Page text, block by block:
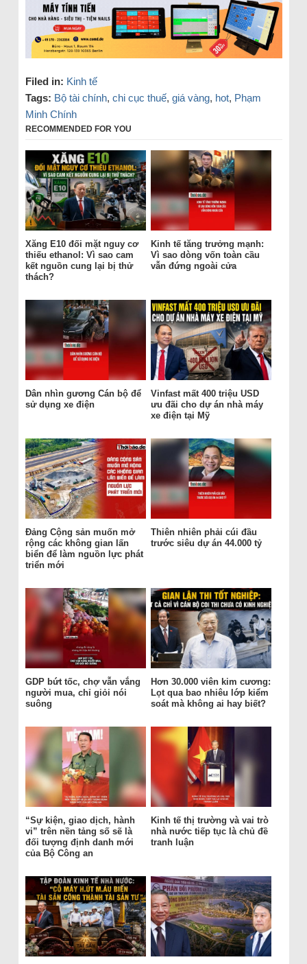
Filed in: Kinh tế
Tags: Bộ tài chính, chi cục thuế, giá vàng, hot, Phạm
Minh Chính
RECOMMENDED FOR YOU
Xăng E10 đối mặt nguy cơ
thiếu ethanol: Vì sao cam
kết nguồn cung lại bị thử
thách?
Kinh tế tăng trưởng mạnh:
Vì sao dòng vốn toàn cầu
vẫn đứng ngoài cửa
Dân nhìn gương Cán bộ để
sử dụng xe điện
Vinfast mất 400 triệu USD
ưu đãi cho dự án nhà máy
xe điện tại Mỹ
Đảng Cộng sản muốn mở
rộng các không gian lấn
biển để làm nguồn lực phát
triển mới
Thiên nhiên phải cúi đầu
trước siêu dự án 44.000 tỷ
GDP bứt tốc, chợ vẫn vắng
người mua, chỉ giỏi nói
suông
Hơn 30.000 viên kim cương:
Lọt qua bao nhiêu lớp kiểm
soát mà không ai hay biết?
“Sự kiện, giao dịch, hành
vi” trên nền tảng số sẽ là
đối tượng định danh mới
của Bộ Công an
Kinh tế thị trường và vai trò
nhà nước tiếp tục là chủ đề
tranh luận